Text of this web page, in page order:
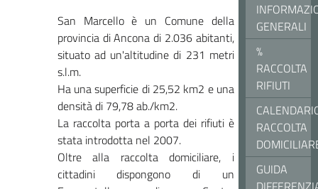
San Marcello è un Comune della
provincia di Ancona di 2.036 abitanti,
situato ad un'altitudine di 231 metri
s.l.m.
Ha una superficie di 25,52 km2 e una
densità di 79,78 ab./km2.
La raccolta porta a porta dei rifiuti è
stata introdotta nel 2007.
Oltre alla raccolta domiciliare, i
cittadini dispongono di un
GENERALI
%
RACCOLTA
RIFIUTI
RACCOLTA
GUIDA